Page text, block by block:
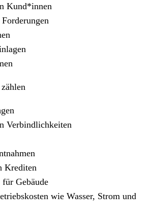
Kund*innen
zählen
Verbindlichkeiten
Krediten
Gebäude
wie Wasser, Strom und